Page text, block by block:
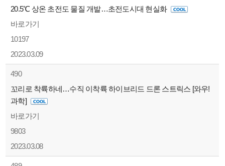
20.5℃ 상온 초전도 물질 개발…초전도시대 현실화
바로가기
10197
2023.03.09
490
꼬리로 착륙하네…수직 이착륙 하이브리드 드론 스트릭스 [와우!
과학]
바로가기
9803
2023.03.08